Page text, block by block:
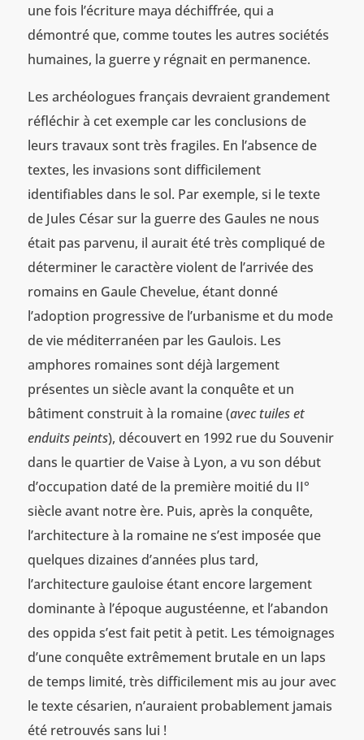
une fois l’écriture maya déchiffrée, qui a
démontré que, comme toutes les autres sociétés
humaines, la guerre y régnait en permanence.
Les archéologues français devraient grandement
réfléchir à cet exemple car les conclusions de
leurs travaux sont très fragiles. En l’absence de
textes, les invasions sont difficilement
identifiables dans le sol. Par exemple, si le texte
de Jules César sur la guerre des Gaules ne nous
était pas parvenu, il aurait été très compliqué de
déterminer le caractère violent de l’arrivée des
romains en Gaule Chevelue, étant donné
l’adoption progressive de l’urbanisme et du mode
de vie méditerranéen par les Gaulois. Les
amphores romaines sont déjà largement
présentes un siècle avant la conquête et un
bâtiment construit à la romaine (avec tuiles et
enduits peints), découvert en 1992 rue du Souvenir
dans le quartier de Vaise à Lyon, a vu son début
d’occupation daté de la première moitié du II°
siècle avant notre ère. Puis, après la conquête,
l’architecture à la romaine ne s’est imposée que
quelques dizaines d’années plus tard,
l’architecture gauloise étant encore largement
dominante à l’époque augustéenne, et l’abandon
des oppida s’est fait petit à petit. Les témoignages
d’une conquête extrêmement brutale en un laps
de temps limité, très difficilement mis au jour avec
le texte césarien, n’auraient probablement jamais
été retrouvés sans lui !